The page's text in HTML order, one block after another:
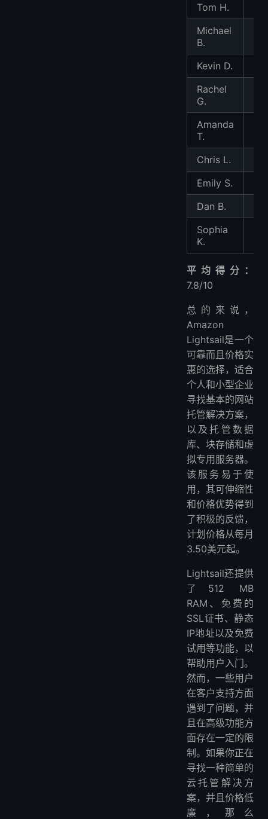
Tom H.
Michael
B.
Kevin D.
Rachel
G.
Amanda
T.
Chris L.
Emily S.
Dan B.
Sophia
K.
平均得分：
7.8/10
总的来说，
Amazon
Lightsail是一个
可靠而且价格实
惠的选择，适合
个人和小型企业
寻找基本的网站
托管解决方案，
以及托管数据
库、块存储和虚
拟专用服务器。
该服务易于使
用，其可伸缩性
和价格优势得到
了积极的反馈，
计划价格从每月
3.50美元起。
Lightsail还提供
了512 MB
RAM、免费的
SSL证书、静态
IP地址以及免费
试用等功能，以
帮助用户入门。
然而，一些用户
在客户支持方面
遇到了问题，并
且在高级功能方
面存在一定的限
制。如果你正在
寻找一种简单的
云托管解决方
案，并且价格低
廉，那么